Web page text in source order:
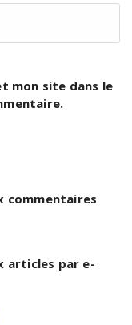
mon site dans le
commentaires
articles par e-